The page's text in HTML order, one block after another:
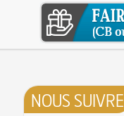
NOUS SUIVRE